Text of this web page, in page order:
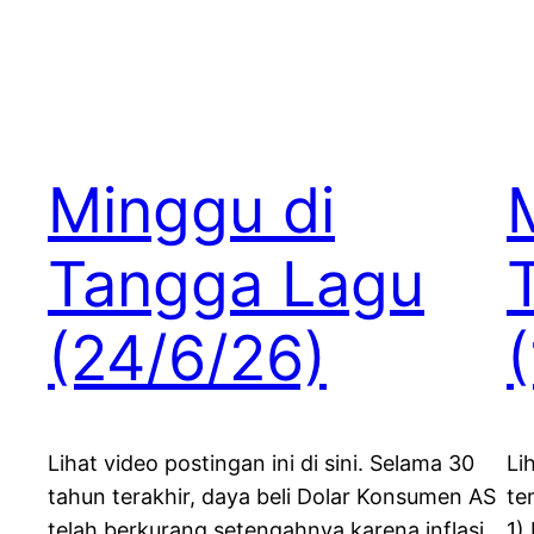
Minggu di
Tangga Lagu
(24/6/26)
Lihat video postingan ini di sini. Selama 30
tahun terakhir, daya beli Dolar Konsumen AS